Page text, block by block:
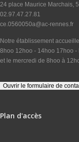
24 place Maurice Marchais,
02.97.47.27.81
ce.0560050a@ac-rennes.fr
Notre établissement
8hoo 12hoo - 14hoo 17hoo
et le mercredi de 8hoo à
Plan d'accès